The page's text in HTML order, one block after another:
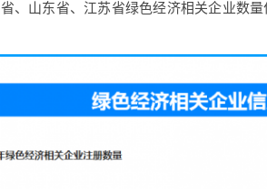
、山东省、江苏省绿色经济相关企业数